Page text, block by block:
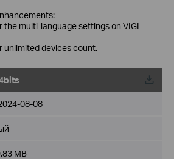
the multi-language settings on VIGI
unlimited devices count.
08-08
MB